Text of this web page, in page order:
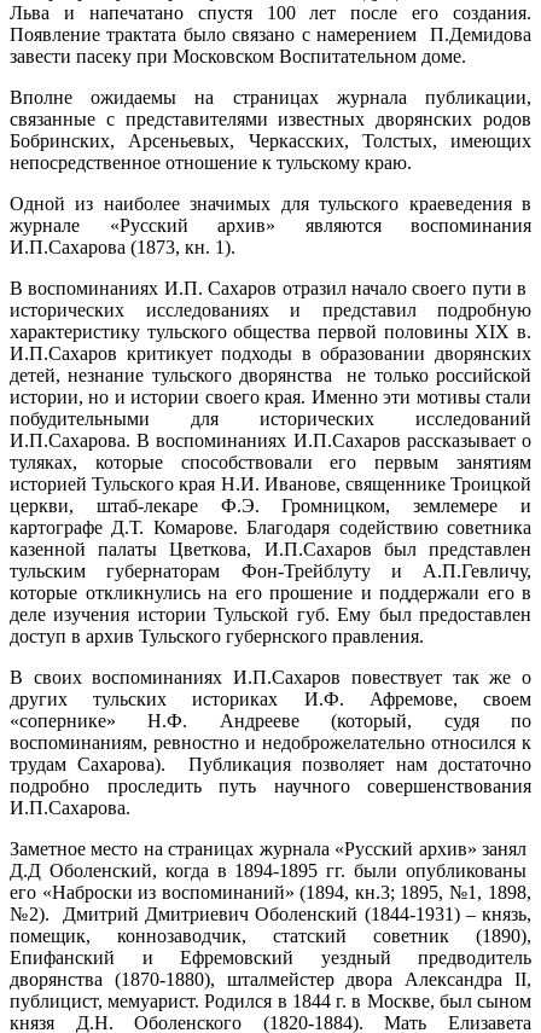
Льва и напечатано спустя 100 лет после его создания.
Появление трактата было связано с намерением П.Демидова
завести пасеку при Московском Воспитательном доме.
Вполне ожидаемы на страницах журнала публикации,
связанные с представителями известных дворянских родов
Бобринских, Арсеньевых, Черкасских, Толстых, имеющих
непосредственное отношение к тульскому краю.
Одной из наиболее значимых для тульского краеведения в
журнале «Русский архив» являются воспоминания
И.П.Сахарова (1873, кн. 1).
В воспоминаниях И.П. Сахаров отразил начало своего пути в
исторических исследованиях и представил подробную
характеристику тульского общества первой половины XIX в.
И.П.Сахаров критикует подходы в образовании дворянских
детей, незнание тульского дворянства не только российской
истории, но и истории своего края. Именно эти мотивы стали
побудительными для исторических исследований
И.П.Сахарова. В воспоминаниях И.П.Сахаров рассказывает о
туляках, которые способствовали его первым занятиям
историей Тульского края Н.И. Иванове, священнике Троицкой
церкви, штаб-лекаре Ф.Э. Громницком, землемере и
картографе Д.Т. Комарове. Благодаря содействию советника
казенной палаты Цветкова, И.П.Сахаров был представлен
тульским губернаторам Фон-Трейблуту и А.П.Гевличу,
которые откликнулись на его прошение и поддержали его в
деле изучения истории Тульской губ. Ему был предоставлен
доступ в архив Тульского губернского правления.
В своих воспоминаниях И.П.Сахаров повествует так же о
других тульских историках И.Ф. Афремове, своем
«сопернике» Н.Ф. Андрееве (который, судя по
воспоминаниям, ревностно и недоброжелательно относился к
трудам Сахарова). Публикация позволяет нам достаточно
подробно проследить путь научного совершенствования
И.П.Сахарова.
Заметное место на страницах журнала «Русский архив» занял
Д.Д Оболенский, когда в 1894-1895 гг. были опубликованы
его «Наброски из воспоминаний» (1894, кн.3; 1895, №1, 1898,
№2). Дмитрий Дмитриевич Оболенский (1844-1931) – князь,
помещик, коннозаводчик, статский советник (1890),
Епифанский и Ефремовский уездный предводитель
дворянства (1870-1880), шталмейстер двора Александра II,
публицист, мемуарист. Родился в 1844 г. в Москве, был сыном
князя Д.Н. Оболенского (1820-1884). Мать Елизавета